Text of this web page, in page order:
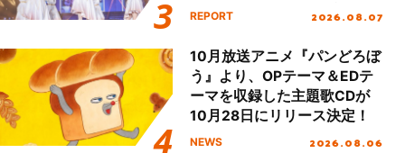
Party Stage／埼玉公演＞”
REPORT 2026.08.07
10月放送アニメ『パンどろぼ
う』より、OPテーマ＆EDテ
ーマを収録した主題歌CDが
10月28日にリリース決定！
NEWS 2026.08.06